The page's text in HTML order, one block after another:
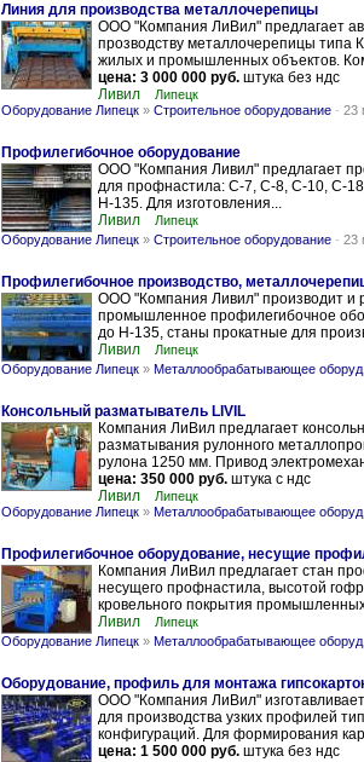
Линия для производства металлочерепицы
ООО "Компания ЛиВил" предлагает
прозводству металлочерепицы типа
жилых и промышленных объектов.
цена: 3 000 000 руб. штука без ндс
Ливил
Липецк
Оборудование Липецк » Строительное оборудование - 23
Профилегибочное оборудование
ООО "Компания Ливил" предлагает
для профнастила: С-7, С-8, С-10, С-
Н-135. Для изготовления...
Ливил
Липецк
Оборудование Липецк » Строительное оборудование - 23
Профилегибочное производство,
ООО "Компания Ливил" производит и
промышленное профилегибочное
до Н-135, станы прокатные для
Ливил
Липецк
Оборудование Липецк » Металлообрабатывающее оборуд.
Консольный разматыватель LIVIL
Компания ЛиВил предлагает
разматывания рулонного
рулона 1250 мм. Привод
цена: 350 000 руб. штука с ндс
Ливил
Липецк
Оборудование Липецк » Металлообрабатывающее оборуд.
Профилегибочное оборудование, несущие
Компания ЛиВил предлагает стан
несущего профнастила, высотой
кровельного покрытия
Ливил
Липецк
Оборудование Липецк » Металлообрабатывающее оборуд.
Оборудование, профиль для монтажа
ООО "Компания ЛиВил"
для производства узких профилей
конфигураций. Для формирования
цена: 1 500 000 руб. штука без ндс